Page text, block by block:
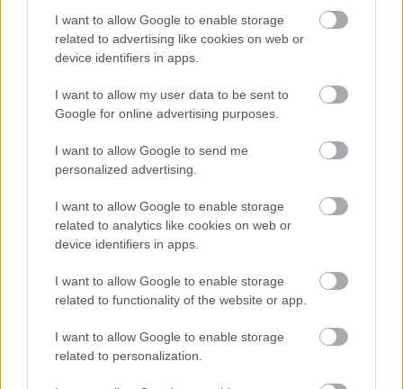
I want to allow Google to enable storage
related to advertising like cookies on web or
device identifiers in apps.
I want to allow my user data to be sent to
Google for online advertising purposes.
I want to allow Google to send me
personalized advertising.
I want to allow Google to enable storage
related to analytics like cookies on web or
device identifiers in apps.
I want to allow Google to enable storage
related to functionality of the website or app.
I want to allow Google to enable storage
related to personalization.
szabotőrökre mutogató Leslie Benzies és a fizetett
negatív reakciókra hivatkozó Mark Gerhard kellemetlen
nyilatkozataitól.
Nem akarsz lemaradni semmiről?